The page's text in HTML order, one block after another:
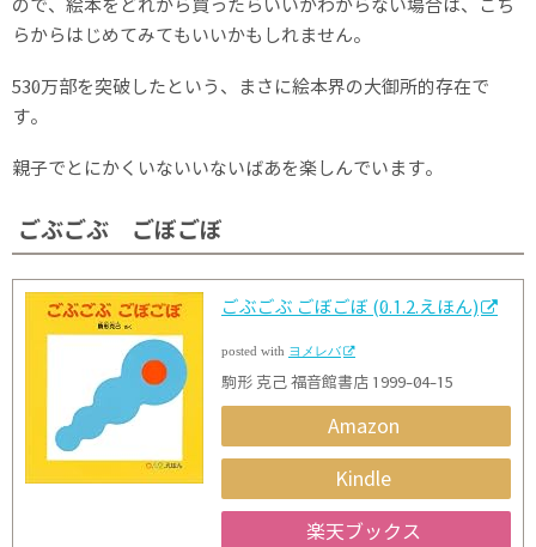
ので、絵本をどれから買ったらいいかわからない場合は、こち
らからはじめてみてもいいかもしれません。
530万部を突破したという、まさに絵本界の大御所的存在で
す。
親子でとにかくいないいないばあを楽しんでいます。
ごぶごぶ ごぼごぼ
ごぶごぶ ごぼごぼ (0.1.2.えほん)
posted with ヨメレバ
駒形 克己 福音館書店 1999-04-15
Amazon
Kindle
楽天ブックス